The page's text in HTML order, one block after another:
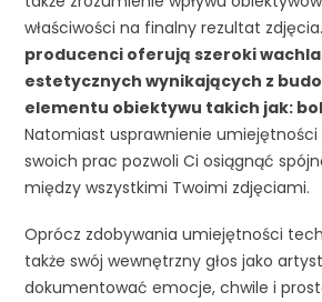
właściwości na finalny rezultat zdjęcia.
producenci oferują szeroki
estetycznych wynikających z
elementu obiektywu takich jak:
Natomiast usprawnienie
swoich prac pozwoli Ci osiągnąć
między wszystkimi Twoimi zdjęciami.
Oprócz zdobywania umiejętności
także swój wewnętrzny głos jako
dokumentować emocje, chwile i